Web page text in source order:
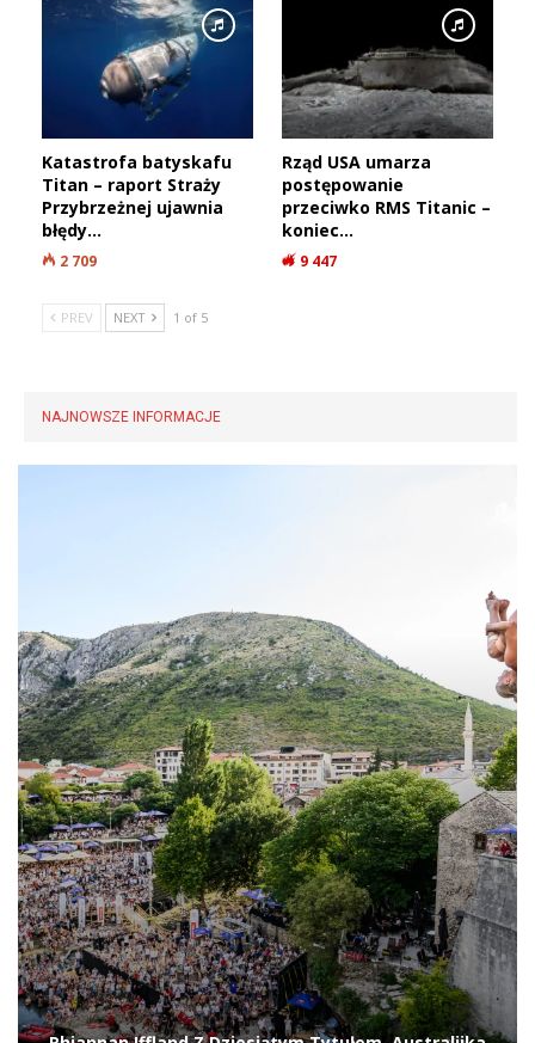
Ceramika i zabytki odkryte podczas badań archeologicznych
zatopionej osady Gran Carro. Fot. Soprintendenza Archeologia, Belle
Arti e Paesaggio per la provincia di Viterbo e per l’Etruria Meridionale /
Ministero della Cultura (Włochy)
Zatopiona kapsuła czasu
Gran Carro jest uznawane za jedno z
stanowisk w środkowych Włoszech. Z dna
elementy domów, narzędzia, haczyki